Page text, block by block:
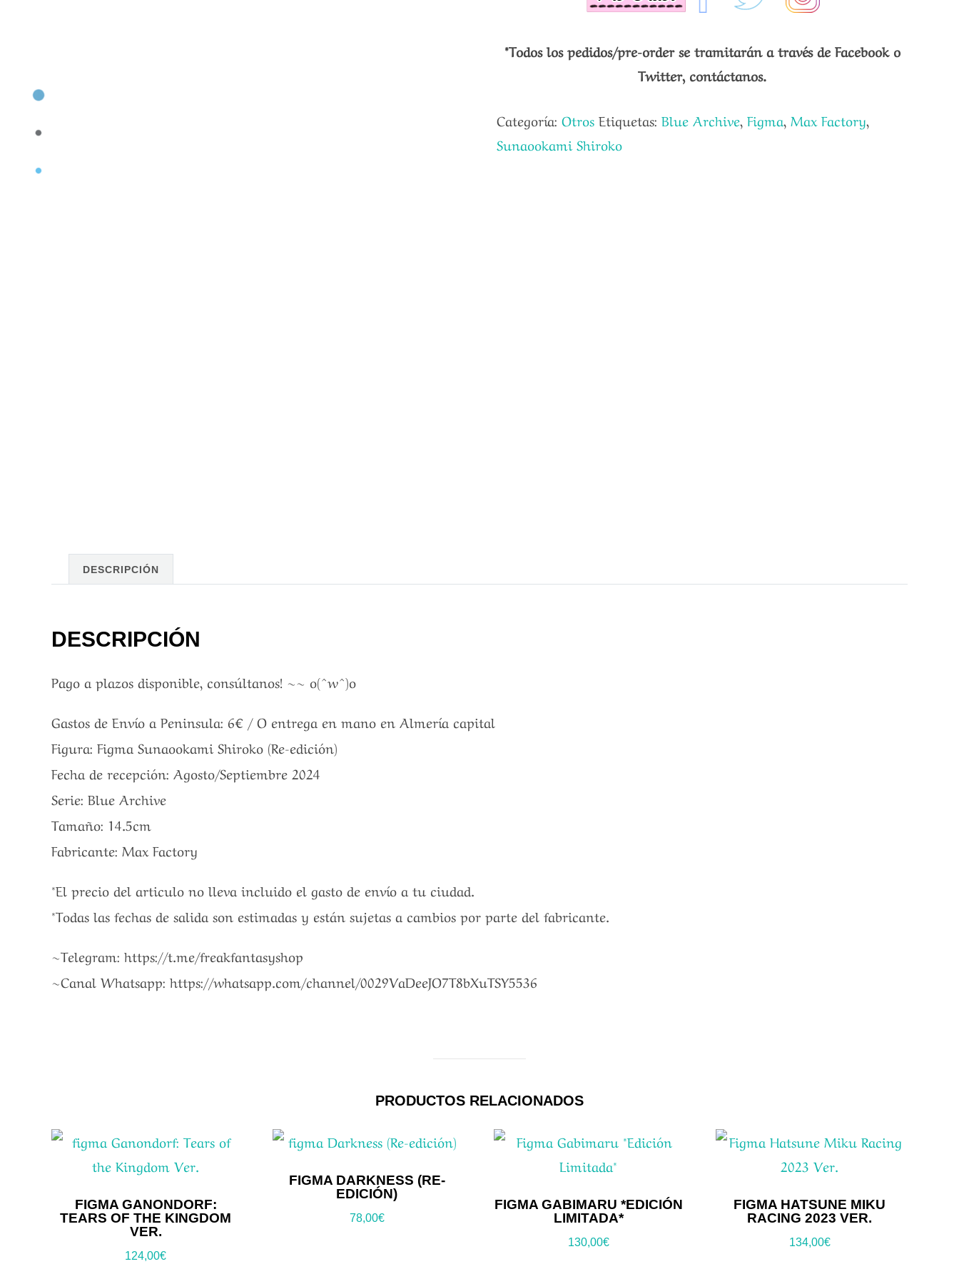
*Todos los pedidos/pre-order se tramitarán a través de Facebook o
Twitter, contáctanos.
Categoría: Otros Etiquetas: Blue Archive, Figma, Max Factory,
Sunaookami Shiroko
DESCRIPCIÓN
DESCRIPCIÓN
Pago a plazos disponible, consúltanos! ~~ o(^w^)o
Gastos de Envío a Peninsula: 6€ / O entrega en mano en Almería capital
Figura: Figma Sunaookami Shiroko (Re-edición)
Fecha de recepción: Agosto/Septiembre 2024
Serie: Blue Archive
Tamaño: 14.5cm
Fabricante: Max Factory
*El precio del articulo no lleva incluido el gasto de envío a tu ciudad.
*Todas las fechas de salida son estimadas y están sujetas a cambios por parte del fabricante.
~Telegram: https://t.me/freakfantasyshop
~Canal Whatsapp: https://whatsapp.com/channel/0029VaDeeJO7T8bXuTSY5536
PRODUCTOS RELACIONADOS
FIGMA GANONDORF:
TEARS OF THE KINGDOM
VER.
124,00€
FIGMA DARKNESS (RE-
EDICIÓN)
78,00€
FIGMA GABIMARU *EDICIÓN
LIMITADA*
130,00€
FIGMA HATSUNE MIKU
RACING 2023 VER.
134,00€